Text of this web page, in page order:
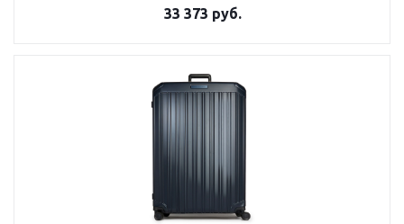
33 373 руб.